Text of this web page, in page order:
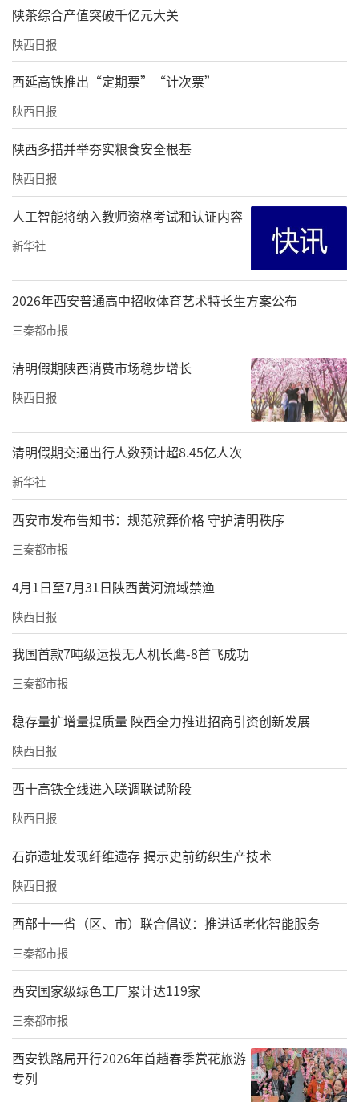
假训练，而是抓住午休、吃饭的空档给自
己“特殊加练”。“记得有一次上午课表排满
了，一下课就冲回宿舍换骑行服，去俱乐部拿
车，练完还车，下午再接着上课，有时候连饭
都顾不上吃。”李雅泽说。
高强度的训练安排有时让她跟不上专业课的节
奏。上中级财务会计课时，李雅泽向老师请教
增值税的计算方法。“老师体谅我兼顾训练与
学业的不易，没有简单带过，而是一点点帮我
理清计算逻辑，还给我分享了自己备考初会的
技巧。”李雅泽说，“后面备考的时候，我的
思路也越来越清晰了。”
今年3月底，李雅泽跨越2000余公里，和征途单
车俱乐部伙伴一起前往海南万宁，参加世界大
学生自行车锦标赛中国代表队选拔赛。
李雅泽参加的场地项目采取单发制。对她来
说，比赛当天的过程并不像往常一样“激
动”，回忆起来甚至有一些“恍惚”。她清楚
记得，当时头盔还没来得及扣，广播里就念到
了自己的名字：“我感觉我还没有准备好就要
上场了。”短暂慌乱后，长久训练打磨出的肌
肉记忆与强硬的心理素质，让她迅速恢复节奏
——平稳蹬踏、加速，向终点冲刺……
最终，李雅泽以37.800秒夺得女子场地400米个
人淘汰赛亚军，顺利入选中国国家代表队，拿
到通往世界赛场的入场券。她知道，6月在河北
张家口崇礼的赛道上，无论以第几名的成绩冲
向终点，自己都将身披中国队战袍，在国际赛
场转动起自欧亚出发的车轮声，“这足以令我
陕茶综合产值突破千亿元大关
陕西日报
西延高铁推出“定期票”“计次票”
陕西日报
陕西多措并举夯实粮食安全根基
陕西日报
人工智能将纳入教师资格考试和认证内容
新华社
2026年西安普通高中招收体育艺术特长生方案公布
三秦都市报
清明假期陕西消费市场稳步增长
陕西日报
清明假期交通出行人数预计超8.45亿人次
新华社
西安市发布告知书：规范殡葬价格 守护清明秩序
三秦都市报
4月1日至7月31日陕西黄河流域禁渔
陕西日报
我国首款7吨级运投无人机长鹰-8首飞成功
三秦都市报
稳存量扩增量提质量 陕西全力推进招商引资创新发展
陕西日报
西十高铁全线进入联调联试阶段
陕西日报
石峁遗址发现纤维遗存 揭示史前纺织生产技术
陕西日报
西部十一省（区、市）联合倡议：推进适老化智能服务
三秦都市报
西安国家级绿色工厂累计达119家
三秦都市报
西安铁路局开行2026年首趟春季赏花旅游
专列